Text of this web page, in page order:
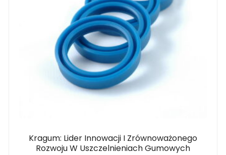
Kragum: Lider Innowacji I Zrównoważonego
Rozwoju W Uszczelnieniach Gumowych